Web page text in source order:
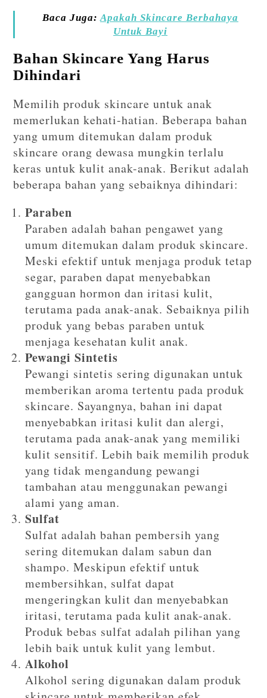
Baca Juga:Apakah Skincare Berbahaya
Untuk Bayi
Bahan Skincare Yang Harus
Dihindari
Memilih produk skincare untuk anak
memerlukan kehati-hatian. Beberapa bahan
yang umum ditemukan dalam produk
skincare orang dewasa mungkin terlalu
keras untuk kulit anak-anak. Berikut adalah
beberapa bahan yang sebaiknya dihindari:
Paraben
Paraben adalah bahan pengawet yang
umum ditemukan dalam produk skincare.
Meski efektif untuk menjaga produk tetap
segar, paraben dapat menyebabkan
gangguan hormon dan iritasi kulit,
terutama pada anak-anak. Sebaiknya pilih
produk yang bebas paraben untuk
menjaga kesehatan kulit anak.
Pewangi Sintetis
Pewangi sintetis sering digunakan untuk
memberikan aroma tertentu pada produk
skincare. Sayangnya, bahan ini dapat
menyebabkan iritasi kulit dan alergi,
terutama pada anak-anak yang memiliki
kulit sensitif. Lebih baik memilih produk
yang tidak mengandung pewangi
tambahan atau menggunakan pewangi
alami yang aman.
Sulfat
Sulfat adalah bahan pembersih yang
sering ditemukan dalam sabun dan
shampo. Meskipun efektif untuk
membersihkan, sulfat dapat
mengeringkan kulit dan menyebabkan
iritasi, terutama pada kulit anak-anak.
Produk bebas sulfat adalah pilihan yang
lebih baik untuk kulit yang lembut.
Alkohol
Alkohol sering digunakan dalam produk